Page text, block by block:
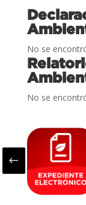
No se
No se
#